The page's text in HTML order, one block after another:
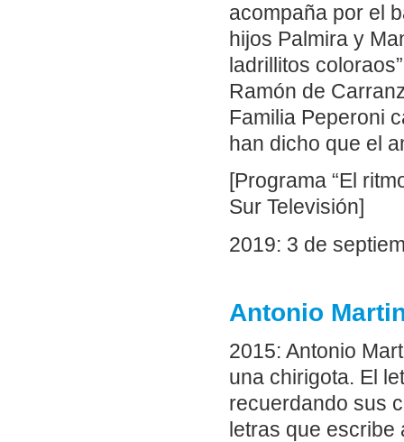
acompaña por el
hijos Palmira y
ladrillitos
Ramón de
Familia Peperoni
han dicho que el
[Programa “El
Sur Televisión]
2019: 3 de
Antonio
2015: Antonio
una chirigota. El
recuerdando sus
letras que escribe